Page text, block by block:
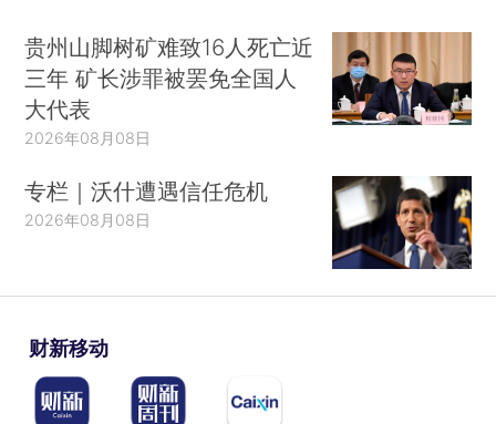
贵州山脚树矿难致16人死亡近
三年 矿长涉罪被罢免全国人
大代表
2026年08月08日
专栏｜沃什遭遇信任危机
2026年08月08日
财新移动